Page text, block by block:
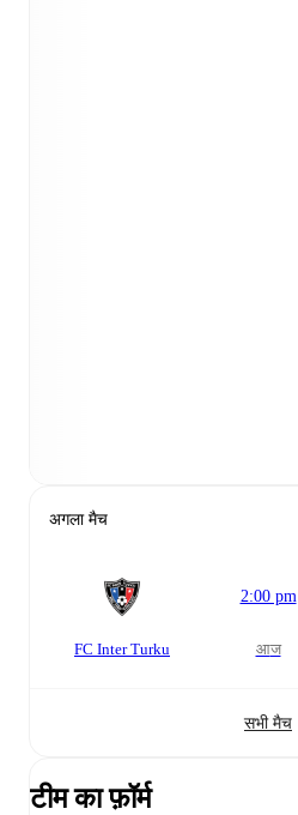
अगला मैच
FC Inter Turku
2:00 pm
आज
सभी मैच
टीम का फ़ॉर्म